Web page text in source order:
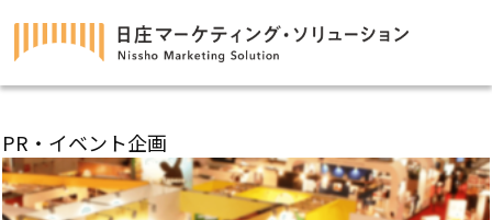
PR・イベント企画